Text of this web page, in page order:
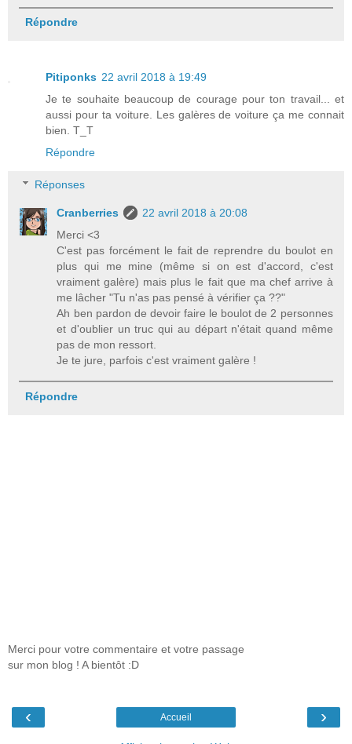
Répondre
Pitiponks 22 avril 2018 à 19:49
Je te souhaite beaucoup de courage pour ton travail... et
aussi pour ta voiture. Les galères de voiture ça me connait
bien. T_T
Répondre
Réponses
Cranberries
22 avril 2018 à 20:08
Merci <3
C'est pas forcément le fait de reprendre du boulot en
plus qui me mine (même si on est d'accord, c'est
vraiment galère) mais plus le fait que ma chef arrive à
me lâcher "Tu n'as pas pensé à vérifier ça ??"
Ah ben pardon de devoir faire le boulot de 2 personnes
et d'oublier un truc qui au départ n'était quand même
pas de mon ressort.
Je te jure, parfois c'est vraiment galère !
Répondre
Merci pour votre commentaire et votre passage
sur mon blog ! A bientôt :D
‹ ›
Accueil